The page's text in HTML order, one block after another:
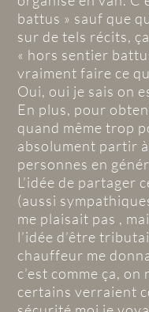
battus » sauf que
sur de tels récits,
« hors sentier
vraiment faire ce
Oui, oui je sais on
En plus, pour
quand même trop
absolument partir
personnes en
L’idée de partager
(aussi
me plaisait pas ,
l’idée d’être
chauffeur me
c’est comme ça,
certains verraient